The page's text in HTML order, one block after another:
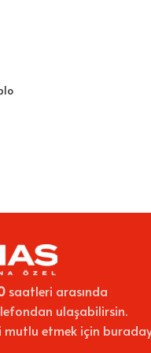
saatleri arasında
ulaşabilirsin.
mutlu etmek için